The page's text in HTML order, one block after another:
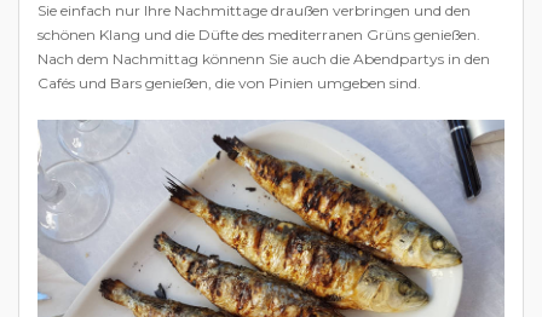
Sie einfach nur Ihre Nachmittage draußen verbringen und den
schönen Klang und die Düfte des mediterranen Grüns genießen.
Nach dem Nachmittag könnenn Sie auch die Abendpartys in den
Cafés und Bars genießen, die von Pinien umgeben sind.